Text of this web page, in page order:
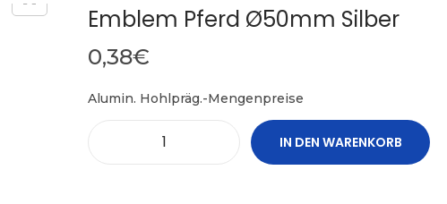
Suche
Emblem Pferd Ø50mm Silber
0,38€
Alumin. Hohlpräg.-Mengenpreise
IN DEN WARENKORB